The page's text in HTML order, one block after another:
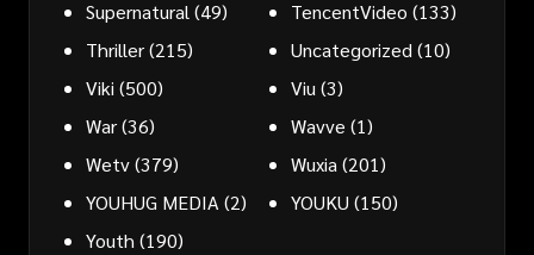
Supernatural(49) TencentVideo (133)
Thriller(215) Uncategorized(10)
Viki (500) Viu(3)
War(36) Wavve (1)
Wetv(379) Wuxia(201)
YOUHUG MEDIA(2) YOUKU (150)
Youth (190)